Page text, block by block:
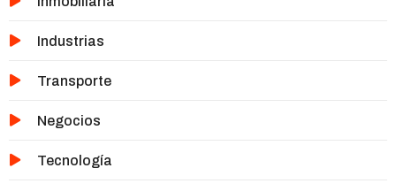
Industrias
Transporte
Negocios
Tecnología